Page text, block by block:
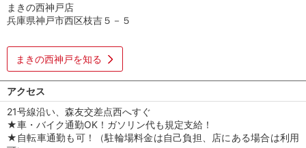
まきの西神戸店
兵庫県神戸市西区枝吉５－５
まきの西神戸を知る
アクセス
21号線沿い、森友交差点西へすぐ
★車・バイク通勤OK！ガソリン代も規定支給！
★自転車通勤も可！（駐輪場料金は自己負担、店にある場合は利用